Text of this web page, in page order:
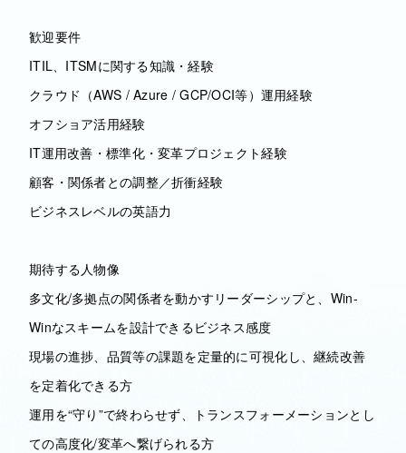
歓迎要件
ITIL、ITSMに関する知識・経験
クラウド（AWS / Azure / GCP/OCI等）運用経験
オフショア活用経験
IT運用改善・標準化・変革プロジェクト経験
顧客・関係者との調整／折衝経験
ビジネスレベルの英語力
期待する人物像
多文化/多拠点の関係者を動かすリーダーシップと、Win-
Winなスキームを設計できるビジネス感度
現場の進捗、品質等の課題を定量的に可視化し、継続改善
を定着化できる方
運用を“守り”で終わらせず、トランスフォーメーションとし
ての高度化/変革へ繋げられる方